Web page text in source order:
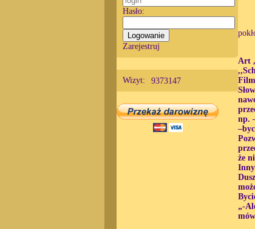
Hasło:
Zarejestruj
Wizyt: 9373147
Art
np.
że
„-